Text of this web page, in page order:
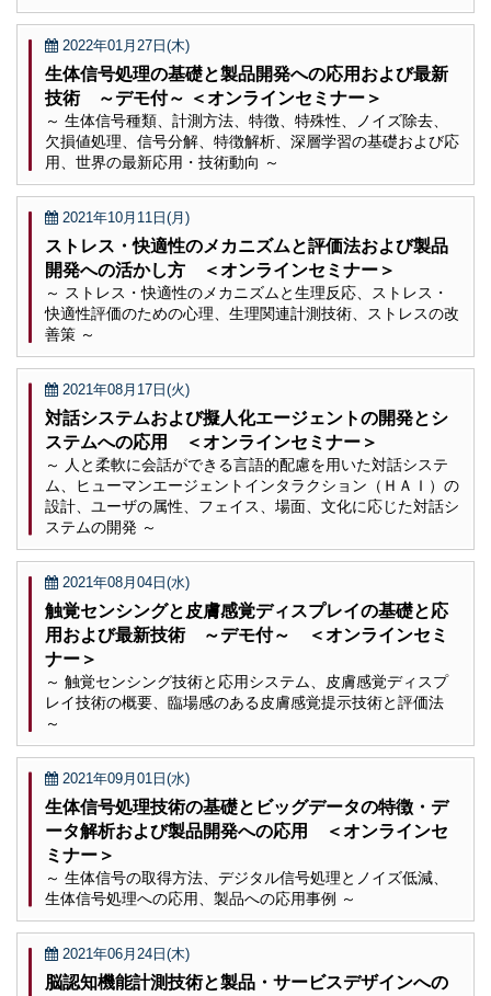
2022年01月27日(木)
生体信号処理の基礎と製品開発への応用および最新
技術 ～デモ付～ ＜オンラインセミナー＞
～ 生体信号種類、計測方法、特徴、特殊性、ノイズ除去、
欠損値処理、信号分解、特徴解析、深層学習の基礎および応
用、世界の最新応用・技術動向 ～
2021年10月11日(月)
ストレス・快適性のメカニズムと評価法および製品
開発への活かし方 ＜オンラインセミナー＞
～ ストレス・快適性のメカニズムと生理反応、ストレス・
快適性評価のための心理、生理関連計測技術、ストレスの改
善策 ～
2021年08月17日(火)
対話システムおよび擬人化エージェントの開発とシ
ステムへの応用 ＜オンラインセミナー＞
～ 人と柔軟に会話ができる言語的配慮を用いた対話システ
ム、ヒューマンエージェントインタラクション（ＨＡＩ）の
設計、ユーザの属性、フェイス、場面、文化に応じた対話シ
ステムの開発 ～
2021年08月04日(水)
触覚センシングと皮膚感覚ディスプレイの基礎と応
用および最新技術 ～デモ付～ ＜オンラインセミ
ナー＞
～ 触覚センシング技術と応用システム、皮膚感覚ディスプ
レイ技術の概要、臨場感のある皮膚感覚提示技術と評価法
～
2021年09月01日(水)
生体信号処理技術の基礎とビッグデータの特徴・デ
ータ解析および製品開発への応用 ＜オンラインセ
ミナー＞
～ 生体信号の取得方法、デジタル信号処理とノイズ低減、
生体信号処理への応用、製品への応用事例 ～
2021年06月24日(木)
脳認知機能計測技術と製品・サービスデザインへの